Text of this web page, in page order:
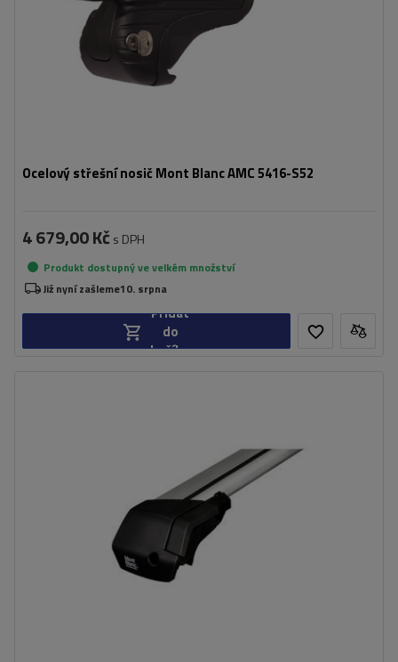
Ocelový střešní nosič Mont Blanc AMC 5416-S52
4 679,00 Kč s DPH
Produkt dostupný ve velkém množství
Již nyní zašleme10. srpna
Přidat
do
košíku